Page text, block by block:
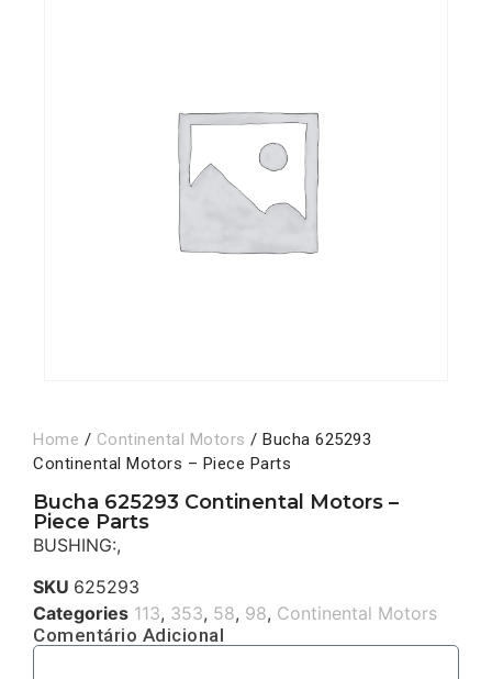
Home / Continental Motors / Bucha 625293
Continental Motors – Piece Parts
Bucha 625293 Continental Motors –
Piece Parts
BUSHING:,
SKU 625293
Categories 113, 353, 58, 98, Continental Motors
Comentário Adicional